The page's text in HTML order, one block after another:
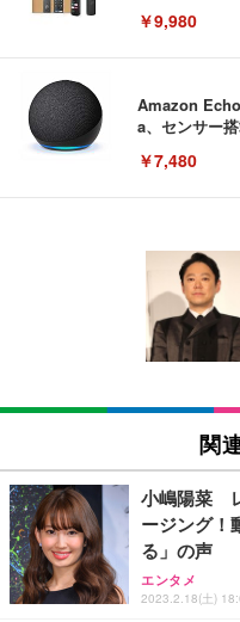
￥9,980
Amazon
a、センサー
￥7,480
[EdoErgo] オ
い 跳ね上げ
キング pc 事
ン樹脂ベー
(黒網+黒枠+
￥5,699
SIHOO B100
ュチェア 人
￥27,999
Sezlife オフ
ワーク チェ
能 人間工学
レスト 3Dヘ
EIZO ビジネ
EV3240X-
イト
￥105,595
EIZO ビジネ
￥109,572
【純正品】
フック付き（
￥49,979
Amazonベー
回使い捨て
￥3,373
Amazonベー
x2袋(84枚)
￥3,234
ネオ・ルーラ
り 単品
￥1,800
関
小嶋陽菜
ージング！
る」の声
エンタメ
2023.2.18(土)